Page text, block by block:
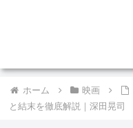
ホーム 映画
と結末を徹底解説｜深田晃司